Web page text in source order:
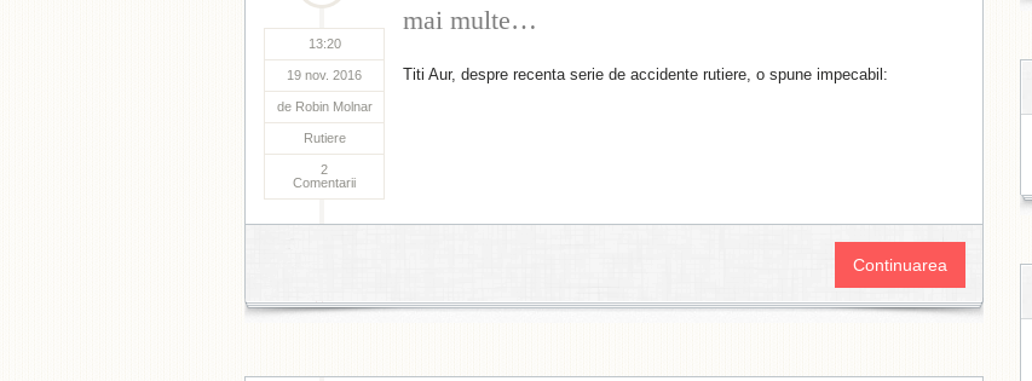
13:20
19 nov. 2016
de Robin Molnar
Rutiere
2
Comentarii
mai multe…
Titi Aur, despre recenta serie de accidente rutiere, o spune impecabil:
Continuarea